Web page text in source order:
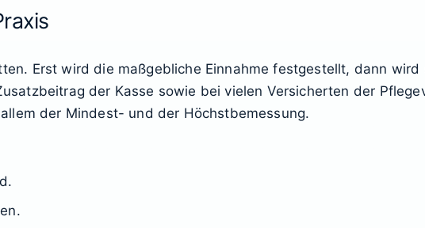
Erst wird die maßgebliche Einnahme festgestellt, dann wird
der Kasse sowie bei vielen Versicherten der
der Mindest- und der Höchstbemessung.